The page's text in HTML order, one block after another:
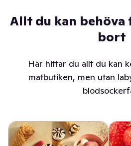
Allt du kan
bort
Här hittar du allt du kan
matbutiken, men utan